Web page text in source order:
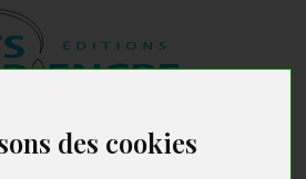
des cookies